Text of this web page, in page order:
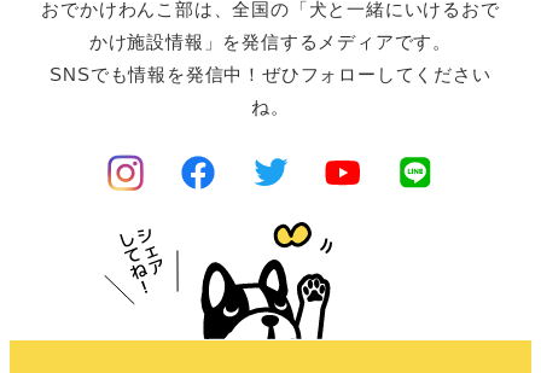
おでかけわんこ部は、全国の「犬と一緒にいけるおで
かけ施設情報」を発信するメディアです。
SNSでも情報を発信中！ぜひフォローしてください
ね。